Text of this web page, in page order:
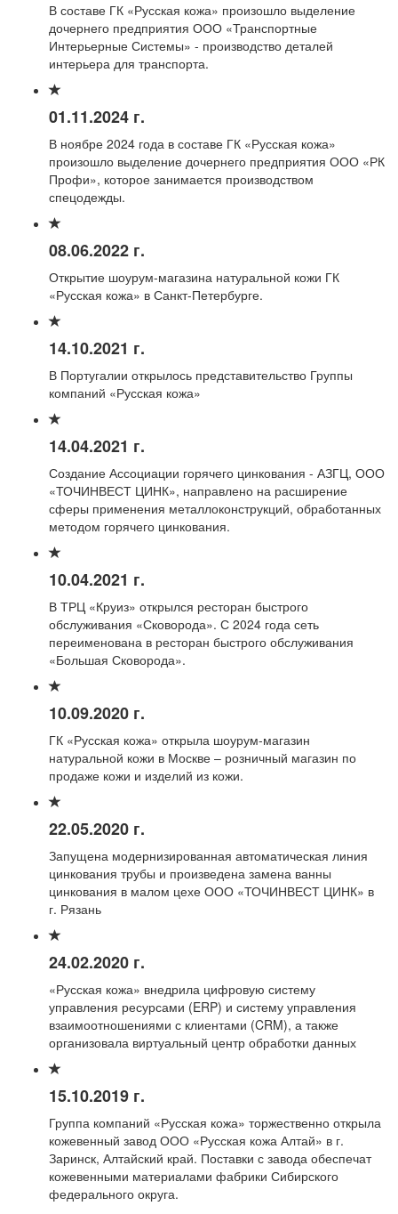
В составе ГК «Русская кожа» произошло выделение
дочернего предприятия ООО «Транспортные
Интерьерные Системы» - производство деталей
интерьера для транспорта.
01.11.2024 г.
В ноябре 2024 года в составе ГК «Русская кожа»
произошло выделение дочернего предприятия ООО «РК
Профи», которое занимается производством
спецодежды.
08.06.2022 г.
Открытие шоурум-магазина натуральной кожи ГК
«Русская кожа» в Санкт-Петербурге.
14.10.2021 г.
В Португалии открылось представительство Группы
компаний «Русская кожа»
14.04.2021 г.
Создание Ассоциации горячего цинкования - АЗГЦ, ООО
«ТОЧИНВЕСТ ЦИНК», направлено на расширение
сферы применения металлоконструкций, обработанных
методом горячего цинкования.
10.04.2021 г.
В ТРЦ «Круиз» открылся ресторан быстрого
обслуживания «Сковорода». С 2024 года сеть
переименована в ресторан быстрого обслуживания
«Большая Сковорода».
10.09.2020 г.
ГК «Русская кожа» открыла шоурум-магазин
натуральной кожи в Москве – розничный магазин по
продаже кожи и изделий из кожи.
22.05.2020 г.
Запущена мо­дернизированная автоматическая линия
цинкования трубы и произ­ведена замена ванны
цинкования в малом цехе ООО «ТОЧИНВЕСТ ЦИНК» в
г. Рязань
24.02.2020 г.
«Русская кожа» внедрила цифровую систему
управления ресурсами (ERP) и систему управления
взаимоотношениями с клиентами (CRM), а также
организовала виртуальный центр обработки данных
15.10.2019 г.
Группа компаний «Русская кожа» торжественно открыла
кожевенный завод ООО «Русская кожа Алтай» в г.
Заринск, Алтайский край. Поставки с завода обеспечат
кожевенными материалами фабрики Сибирского
федерального округа.